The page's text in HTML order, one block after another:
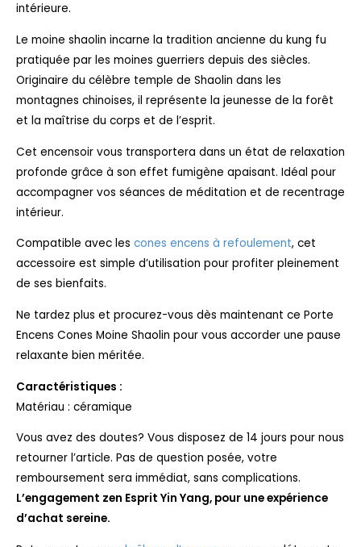
intérieure.
Le moine shaolin incarne la tradition ancienne du kung fu
pratiquée par les moines guerriers depuis des siècles.
Originaire du célèbre temple de Shaolin dans les
montagnes chinoises, il représente la jeunesse de la forêt
et la maîtrise du corps et de l’esprit.
Cet encensoir vous transportera dans un état de relaxation
profonde grâce à son effet fumigène apaisant. Idéal pour
accompagner vos séances de méditation et de recentrage
intérieur.
Compatible avec les cones encens à refoulement, cet
accessoire est simple d’utilisation pour profiter pleinement
de ses bienfaits.
Ne tardez plus et procurez-vous dès maintenant ce Porte
Encens Cones Moine Shaolin pour vous accorder une pause
relaxante bien méritée.
Caractéristiques :
Matériau : céramique
Vous avez des doutes? Vous disposez de 14 jours pour nous
retourner l’article. Pas de question posée, votre
remboursement sera immédiat, sans complications.
L’engagement zen Esprit Yin Yang, pour une expérience
d’achat sereine.